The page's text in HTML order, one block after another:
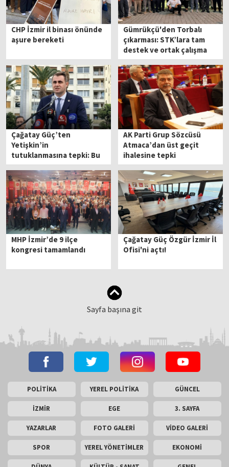
CHP İzmir il binası önünde
aşure bereketi
Gümrükçü'den Torbalı
çıkarması: STK’lara tam
destek ve ortak çalışma
vurgusu
Çağatay Güç’ten
Yetişkin’in
tutuklanmasına tepki: Bu
yanlış karardan derhal
dönülmelidir!
AK Parti Grup Sözcüsü
Atmaca’dan üst geçit
ihalesine tepki
MHP İzmir’de 9 ilçe
kongresi tamamlandı
Çağatay Güç Özgür İzmir İl
Ofisi'ni açtı!
Sayfa başına git
POLİTİKA YEREL POLİTİKA GÜNCEL
İZMİR EGE 3. SAYFA
YAZARLAR FOTO GALERİ VİDEO GALERİ
SPOR YEREL YÖNETİMLER EKONOMİ